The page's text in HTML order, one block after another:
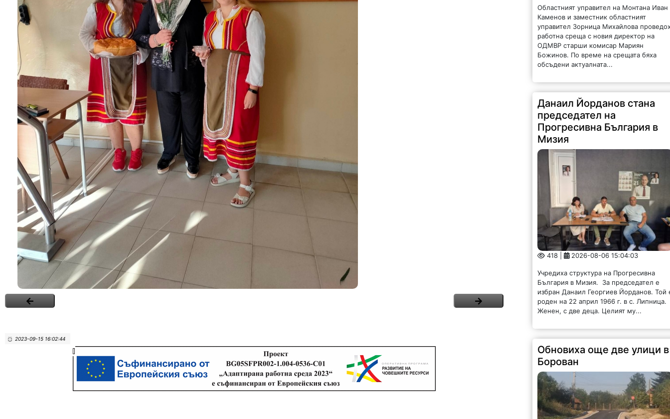
2023-09-15 16:02:44
Областният управител на Монтана Иван
Каменов и заместник областният
управител Зорница Михайлова
работна среща с новия директор на
ОДМВР старши комисар Мариян
Божинов. По време на срещата бяха
обсъдени актуалната...
Данаил Йорданов стана
председател на
Прогресивна България в
Мизия
418 | 2026-08-06 15:04:03
Учредиха структура на Прогресивна
България в Мизия. За председател е
избран Данаил Георгиев Йорданов. Той
роден на 22 април 1966 г. в с. Липница.
Женен, с две деца. Целият му...
Обновиха още две улици в
Борован